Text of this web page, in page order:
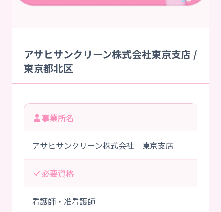
アサヒサンクリーン株式会社東京支店 /
東京都北区
事業所名
アサヒサンクリーン株式会社 東京支店
必要資格
看護師・准看護師